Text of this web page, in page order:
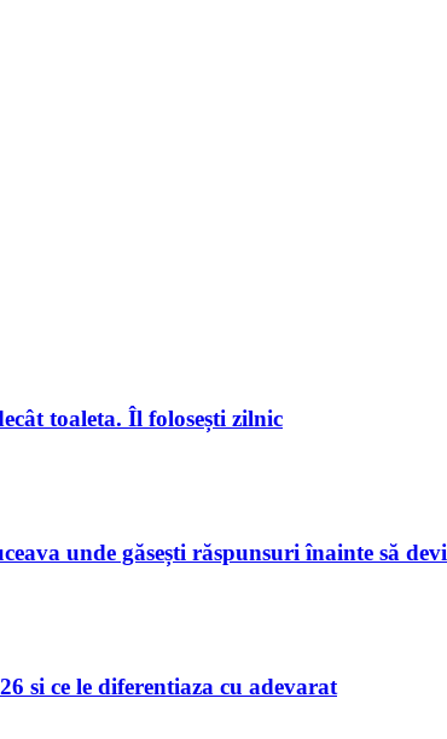
toaleta. Îl folosești zilnic
unde găsești răspunsuri înainte să
si ce le diferentiaza cu adevarat